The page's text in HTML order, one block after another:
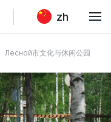
zh
Лесной市文化与休闲公园